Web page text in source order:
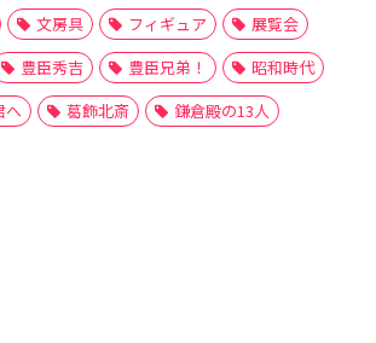
文房具 フィギュア
展覧会
豊臣秀吉 豊臣兄弟！
昭和時代
へ
葛飾北斎 鎌倉殿の13人